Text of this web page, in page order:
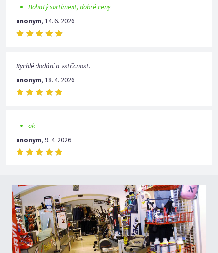
Bohatý sortiment, dobré ceny
anonym,14. 6. 2026
Rychlé dodání a vstřícnost.
anonym,18. 4. 2026
ok
anonym,9. 4. 2026